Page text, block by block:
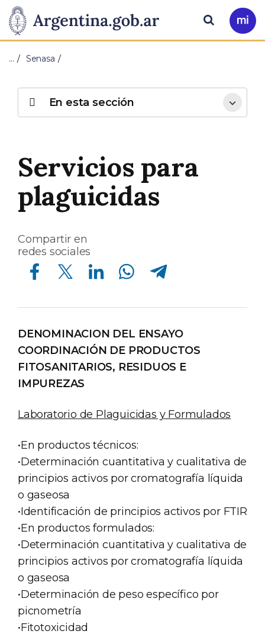
Presidencia
de
Nación
Pasar al contenido principal
Ir
a
Buscar
… Senasa
Servicios para
plaguicidas
Compartir en
redes sociales
Compartir en Facebook Compartir en Twitter Compartir en Linkedin Compartir en Whatsapp Compartir en Telegram
DENOMINACION DEL ENSAYO
COORDINACIÓN DE PRODUCTOS
FITOSANITARIOS, RESIDUOS E
IMPUREZAS
Laboratorio de Plaguicidas y Formulados
•En productos técnicos:
•Determinación cuantitativa y cualitativa de
principios activos por cromatografía líquida
o gaseosa
•Identificación de principios activos por FTIR
•En productos formulados:
•Determinación cuantitativa y cualitativa de
principios activos por cromatografía líquida
o gaseosa
•Determinación de peso específico por
picnometría
•Fitotoxicidad
En esta sección